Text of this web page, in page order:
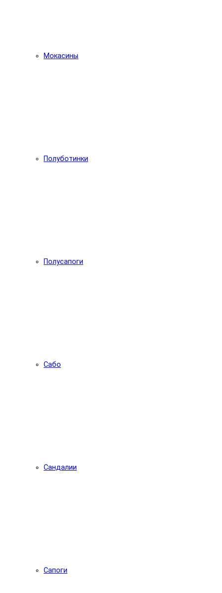
Мокасины
Полуботинки
Полусапоги
Сабо
Сандалии
Сапоги